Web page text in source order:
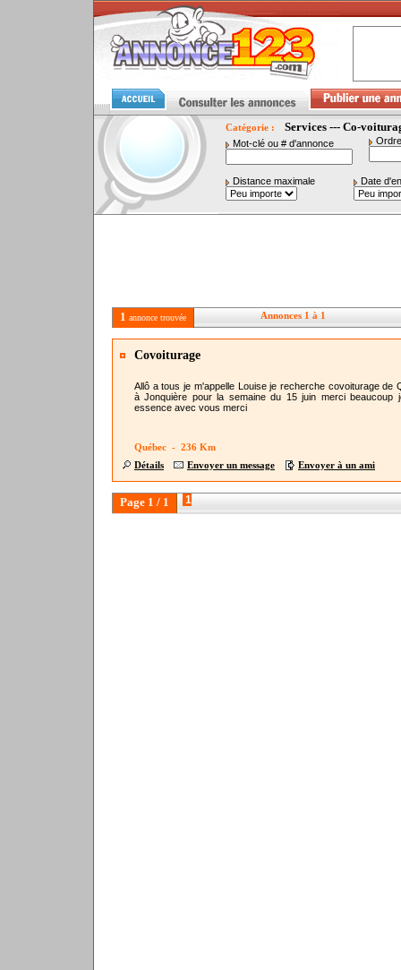
Catégorie : Services --- Co-
Mot-clé ou # d'annonce
Distance maximale Date
1 annonce trouvée Annonces 1 à 1
Covoiturage
Allô a tous je m'appelle Louise je recherche covoiturage de
à Jonquière pour la semaine du 15 juin merci beaucoup
essence avec vous merci
Québec - 236 Km
Détails
Envoyer un message Envoyer à un ami
Page 1 / 1 1